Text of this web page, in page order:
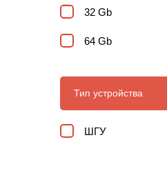
32 Gb
64 Gb
Тип устройства
ШГУ